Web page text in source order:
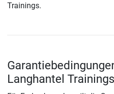
Trainings.
Langhantel